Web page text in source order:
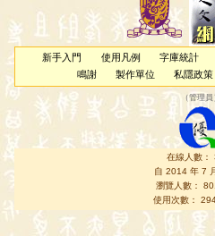
新手入門 使用凡例 字庫統計
鳴謝
製作單位 私隱政策
（管理員
在線人數：
自 2014 年 7
瀏覽人數：
使用次數：